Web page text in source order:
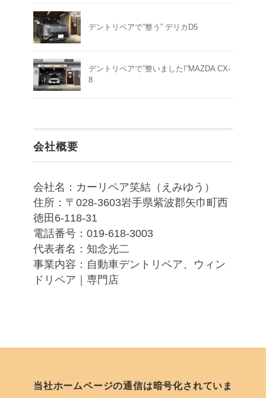
デントリペアで”整う” デリカD5
デントリペアで”整いました!”MAZDA CX-
8
会社概要
会社名：カーリペア笑結（えみゆう）
住所：〒028-3603岩手県紫波郡矢巾町西
徳田6-118-31
電話番号：019-618-3003
代表者名：知念光二
事業内容：自動車デントリペア、ウィン
ドリペア｜専門店
当社ホームページの通信は暗号化されていま